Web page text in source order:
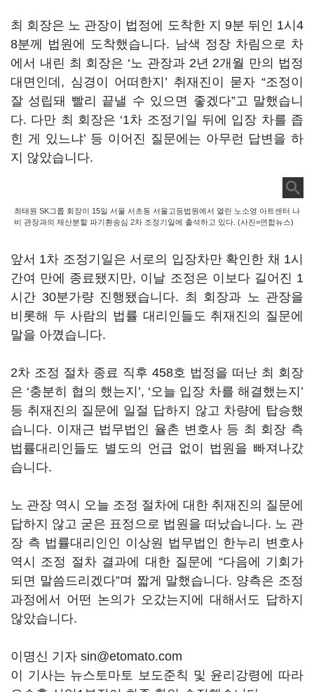
최 회장은 노 관장이 법정에 도착한 지 9분 뒤인 1시4
8분께 법원에 도착했습니다. 남색 정장 차림으로 차
에서 내린 최 회장은 ‘노 관장과 2년 2개월 만의 법정
대면인데, 심경이 어떠한지’ 취재진이 묻자 “조정이
잘 성립돼 빨리 끝낼 수 있으면 좋겠다”고 말했습니
다. 다만 최 회장은 ‘1차 조정기일 뒤에 입장 차를 좁
힌 게 있느냐’ 등 이어진 질문에는 아무런 답변을 하
지 않았습니다.
최태원 SK그룹 회장이 15일 서울 서초동 서울고등법원에서 열린 노소영 아트센터 나
비 관장과의 재산분할 파기환송심 2차 조정기일에 출석하고 있다. (사진=연합뉴스)
앞서 1차 조정기일은 서로의 입장차만 확인한 채 1시
간여 만에 종료됐지만, 이날 조정은 이보다 길어진 1
시간 30분가량 진행됐습니다. 최 회장과 노 관장을
비롯해 두 사람의 법률 대리인들도 취재진의 질문에
말을 아꼈습니다.
2차 조정 절차 종료 직후 458호 법정을 떠난 최 회장
은 ‘충분히 협의 했는지’, ‘오늘 입장 차를 해결했는지’
등 취재진의 질문에 일절 답하지 않고 차량에 탑승했
습니다. 이재근 법무법인 율촌 변호사 등 최 회장 측
법률대리인들도 별도의 언급 없이 법원을 빠져나갔
습니다.
노 관장 역시 오늘 조정 절차에 대한 취재진의 질문에
답하지 않고 굳은 표정으로 법원을 떠났습니다. 노 관
장 측 법률대리인인 이상원 법무법인 한누리 변호사
역시 조정 절차 결과에 대한 질문에 “다음에 기회가
되면 말씀드리겠다”며 짧게 말했습니다. 양측은 조정
과정에서 어떤 논의가 오갔는지에 대해서도 답하지
않았습니다.
이명신 기자 sin@etomato.com
이 기사는 뉴스토마토 보도준칙 및 윤리강령에 따라